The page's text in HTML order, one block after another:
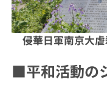
侵華日軍南京大
■平和活動の